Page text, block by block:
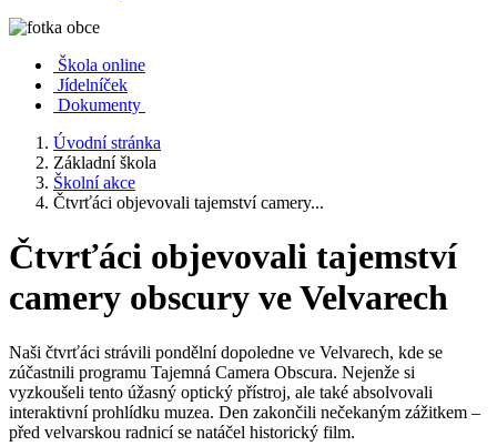
Škola online
Jídelníček
Dokumenty
Úvodní stránka
Základní škola
Školní akce
Čtvrťáci objevovali tajemství camery...
Čtvrťáci objevovali tajemství
camery obscury ve Velvarech
Naši čtvrťáci strávili pondělní dopoledne ve Velvarech, kde se
zúčastnili programu Tajemná Camera Obscura. Nejenže si
vyzkoušeli tento úžasný optický přístroj, ale také absolvovali
interaktivní prohlídku muzea. Den zakončili nečekaným zážitkem –
před velvarskou radnicí se natáčel historický film.